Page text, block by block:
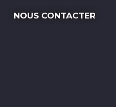
NOUS CONTACTER